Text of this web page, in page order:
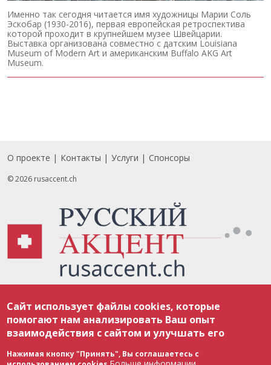
Именно так сегодня читается имя художницы Марии Соль
Эскобар (1930-2016), первая европейская ретроспектива
которой проходит в крупнейшем музее Швейцарии.
Выставка организована совместно с датским Louisiana
Museum of Modern Art и американским Buffalo AKG Art
Museum.
Footer
О проекте Контакты Услуги Спонсоры
© 2026 rusaccent.ch
соответствии с законодательством Швейцарии об авторском праве и
международными соглашениями. Полное или частичное использование
материалов возможно только с разрешения редакции. В случае полного
или частичного воспроизведения материалов сайта rusaccent.ch,
ОБЯЗАТЕЛЬНА АКТИВНАЯ ГИПЕРССЫЛКА на конкретный заимствованный
текст. Фотоизображения, размещенные редакцией rusaccent.ch, являются
ее исключительной собственностью. Полное или частичное
Сайт использует файлы cookies, которые
помогают нам анализировать Ваш опыт
взаимодействия с сайтом и улучшать его
Нажимая кнопку "Принять", Вы соглашаетесь с